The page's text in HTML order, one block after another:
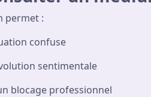
permet :
confuse
sentimentale
blocage professionnel